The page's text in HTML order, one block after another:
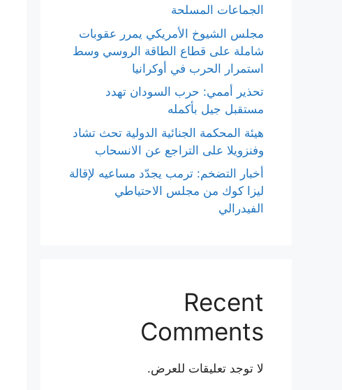
الجماعات المسلحة
مجلس الشيوخ الأمريكي يمرر عقوبات
شاملة على قطاع الطاقة الروسي وسط
استمرار الحرب في أوكرانيا
تحذير أممي: حرب السودان تهدد
مستقبل جيل بأكمله
هيئة المحكمة الجنائية الدولية تحث تشاد
وفنزويلا على التراجع عن الانسحاب
أخبار التضخم: ترمب يجدّد مساعيه لإقالة
ليزا كوك من مجلس الاحتياطي
الفيدرالي
Recent
Comments
لا توجد تعليقات للعرض.